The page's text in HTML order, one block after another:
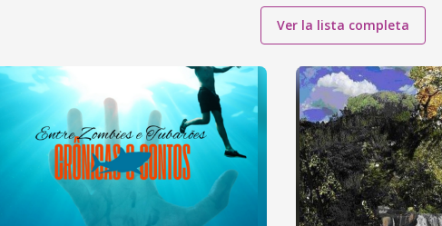
Ver la lista completa